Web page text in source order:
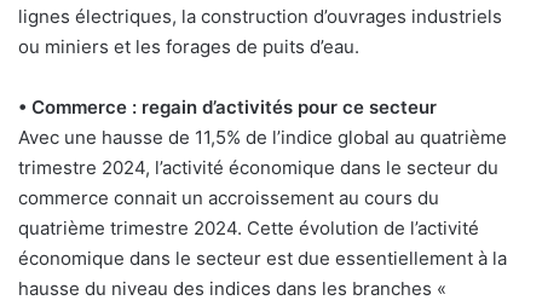
lignes électriques, la construction d’ouvrages industriels
ou miniers et les forages de puits d’eau.
• Commerce : regain d’activités pour ce secteur
Avec une hausse de 11,5% de l’indice global au quatrième
trimestre 2024, l’activité économique dans le secteur du
commerce connait un accroissement au cours du
quatrième trimestre 2024. Cette évolution de l’activité
économique dans le secteur est due essentiellement à la
hausse du niveau des indices dans les branches «